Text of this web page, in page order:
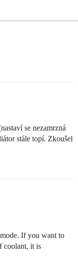
se nezamrzná
stále topí. Zkoušel
If you want to
coolant, it is